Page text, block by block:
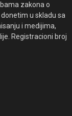
zakona o
u skladu sa
i medijima,
Registracioni broj